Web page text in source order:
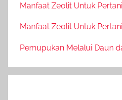
Manfaat Zeolit Untuk
Manfaat Zeolit Untuk
Pemupukan Melalui Daun